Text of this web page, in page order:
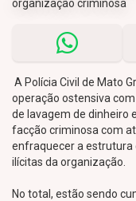
organização criminosa
A Polícia Civil de Mato
operação ostensiva
de lavagem de dinheiro
facção criminosa com
enfraquecer a estrutura
ilícitas da organização.
No total, estão sendo